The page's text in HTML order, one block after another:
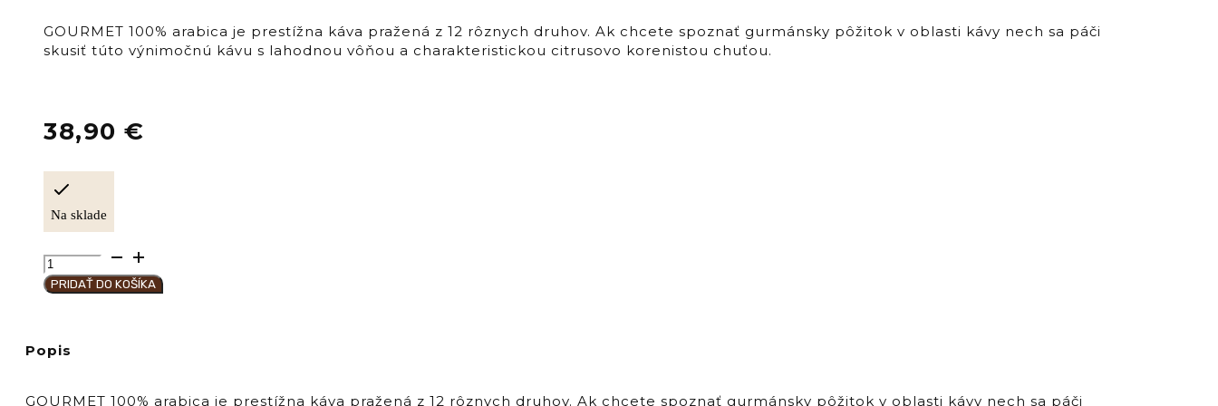
GOURMET 100% arabica je prestížna káva pražená z 12 rôznych druhov. Ak chcete spoznať gurmánsky pôžitok v oblasti kávy nech sa páči
skusiť túto výnimočnú kávu s lahodnou vôňou a charakteristickou citrusovo korenistou chuťou.
38,90 €
Na sklade
množstvo
Hausbrandt
Káva
PRIDAŤ DO KOŠÍKA
Popis
GOURMET 100% arabica je prestížna káva pražená z 12 rôznych druhov. Ak chcete spoznať gurmánsky pôžitok v oblasti kávy nech sa páči